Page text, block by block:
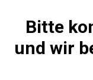
Bitte
und wir